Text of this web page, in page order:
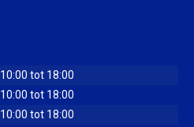
10:00 tot 18:00
10:00 tot 18:00
10:00 tot 18:00